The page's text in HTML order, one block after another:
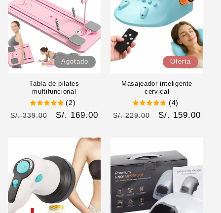
Agotado
Tabla de pilates
multifuncional
(2)
Precio
S/. 339.00
Precio
oferta
S/. 169.00
Oferta
Masajeador inteligente
cervical
(4)
Precio
S/. 229.00
Precio
S/. 159.00